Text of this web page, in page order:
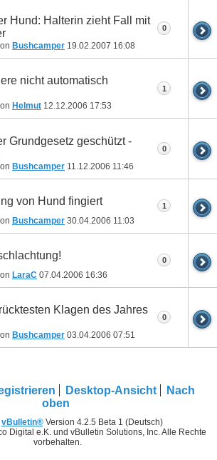
Hund: Halterin zieht Fall mit
Bushcamper 19.02.2007 16:08
0
nicht automatisch
Helmut 12.12.2006 17:53
1
Grundgesetz geschützt -
Bushcamper 11.12.2006 11:46
0
von Hund fingiert
Bushcamper 30.04.2006 11:03
1
LaraC 07.04.2006 16:36
0
Klagen des Jahres
Bushcamper 03.04.2006 07:51
0
Desktop-Ansicht
Nach
oben
vBulletin®Version 4.2.5 Beta 1 (Deutsch)
Digital e.K. und vBulletin Solutions, Inc. Alle Rechte
vorbehalten.